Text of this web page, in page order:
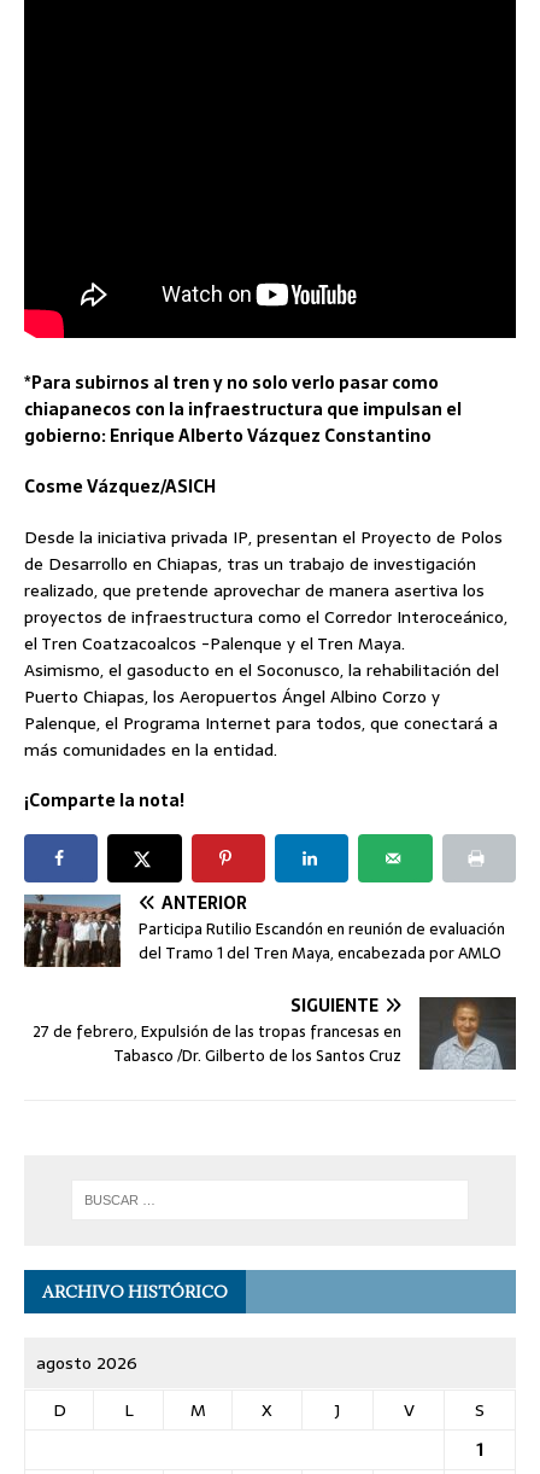
*Para subirnos al tren y no solo verlo pasar como
chiapanecos con la infraestructura que impulsan el
gobierno: Enrique Alberto Vázquez Constantino
Cosme Vázquez/ASICH
Desde la iniciativa privada IP, presentan el Proyecto de Polos
de Desarrollo en Chiapas, tras un trabajo de investigación
realizado, que pretende aprovechar de manera asertiva los
proyectos de infraestructura como el Corredor Interoceánico,
el Tren Coatzacoalcos -Palenque y el Tren Maya.
Asimismo, el gasoducto en el Soconusco, la rehabilitación del
Puerto Chiapas, los Aeropuertos Ángel Albino Corzo y
Palenque, el Programa Internet para todos, que conectará a
más comunidades en la entidad.
¡Comparte la nota!
ANTERIOR
Participa Rutilio Escandón en reunión de evaluación
del Tramo 1 del Tren Maya, encabezada por AMLO
SIGUIENTE
27 de febrero, Expulsión de las tropas francesas en
Tabasco /Dr. Gilberto de los Santos Cruz
ARCHIVO HISTÓRICO
agosto 2026
D
L M X J V
S
1